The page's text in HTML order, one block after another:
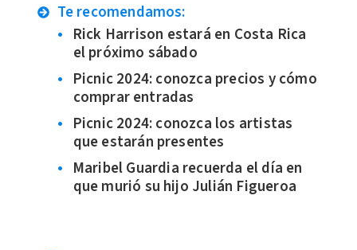
Te recomendamos:
Rick Harrison estará en Costa Rica
el próximo sábado
Picnic 2024: conozca precios y cómo
comprar entradas
Picnic 2024: conozca los artistas
que estarán presentes
Maribel Guardia recuerda el día en
que murió su hijo Julián Figueroa